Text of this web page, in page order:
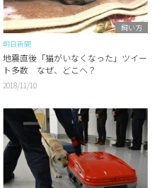
飼い方
朝日新聞
地震直後「猫がいなくなった」ツイー
ト多数 なぜ、どこへ？
2018/11/10